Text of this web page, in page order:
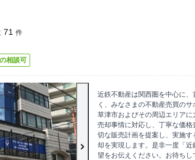
71 件
相談可
近鉄不動産は関西圏を中心に
く、みなさまの不動産売買の
草津市およびその周辺エリア
売却事情に対応し、丁寧な価
切な販売計画を提案し、実施
却を実現します。是非一度「
望をお伝えください。お待ちし